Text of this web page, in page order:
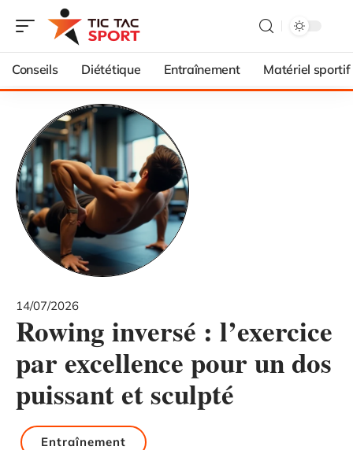
Conseils Diététique Entraînement Matériel sportif
14/07/2026
Rowing inversé : l’exercice
par excellence pour un dos
puissant et sculpté
Entraînement